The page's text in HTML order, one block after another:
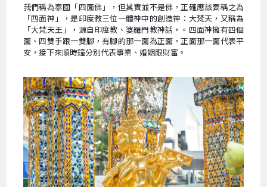
我們稱為泰國「四面佛」，但其實並不是佛，正確應該要稱之為
「四面神」，是印度教三位一體神中的創造神：大梵天，又稱為
「大梵天王」，源自印度教、婆羅門教神話，。四面神擁有四個
面、四雙手跟一雙腳，有腳的那一面為正面，正面那一面代表平
安，接下來順時鐘分別代表事業、婚姻跟財富。